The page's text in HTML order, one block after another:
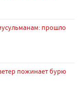
прошло
пожинает бурю